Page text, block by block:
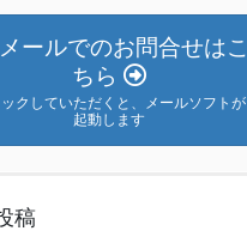
ールでのお問合せはこ
ちら
クしていただくと、メールソフトが
起動します
稿